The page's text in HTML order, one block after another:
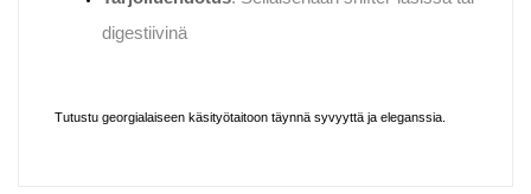
digestiivinä
Tutustu georgialaiseen käsityötaitoon täynnä syvyyttä ja eleganssia.